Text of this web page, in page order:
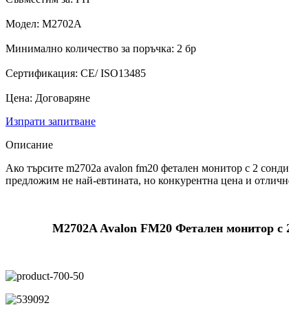
Модел: M2702A
Минимално количество за поръчка: 2 бр
Сертификация: CE/ ISO13485
Цена: Договаряне
Изпрати запитване
Описание
Ако търсите m2702a avalon fm20 фетален монитор с 2
предложим не най-евтината, но конкурентна цена и
M2702A Avalon FM20 Фетален монитор с